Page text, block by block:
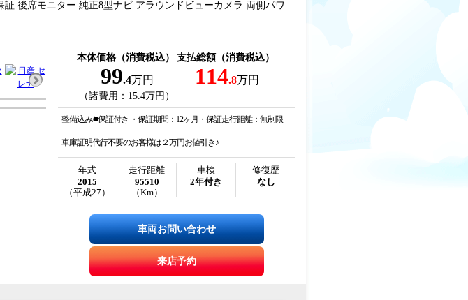
後席モニター 純正8型ナビ アラウンドビューカメラ 両側パワ
本体価格（消費税込）
99.4万円
（諸費用：15.4万円）
支払総額（消費税込）
114.8万円
整備込み/■保証付き ・保証期間：12ヶ月・保証走行距離：無制限
車庫証明代行不要のお客様は２万円お値引き♪
年式
2015
（平成27）
走行距離
95510
（Km）
車検
2年付き
修復歴
なし
車両お問い合わせ
来店予約